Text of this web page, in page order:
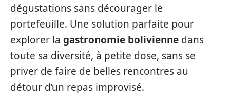
dégustations sans décourager le
portefeuille. Une solution parfaite pour
explorer la gastronomie bolivienne dans
toute sa diversité, à petite dose, sans se
priver de faire de belles rencontres au
détour d’un repas improvisé.